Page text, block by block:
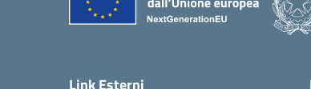
Link Esterni